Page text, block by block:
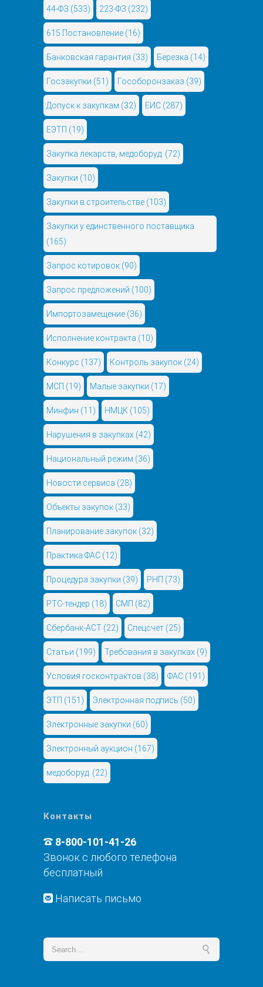
44-ФЗ (533) 223-ФЗ (232)
615 Постановление (16)
Банковская гарантия (33) Березка (14)
Госзакупки (51) Гособоронзаказ (39)
Допуск к закупкам (32) ЕИС (287)
ЕЭТП (19)
Закупка лекарств, медоборуд. (72)
Закупки (10)
Закупки в строительстве (103)
Закупки у единственного поставщика
(165)
Запрос котировок (90)
Запрос предложений (100)
Импортозамещение (36)
Исполнение контракта (10)
Конкурс (137) Контроль закупок (24)
МСП (19) Малые закупки (17)
Минфин (11) НМЦК (105)
Нарушения в закупках (42)
Национальный режим (36)
Новости сервиса (28)
Объекты закупок (33)
Планирование закупок (32)
Практика ФАС (12)
Процедура закупки (39) РНП (73)
РТС-тендер (18) СМП (82)
Сбербанк-АСТ (22) Спецсчет (25)
Статьи (199) Требования в закупках (9)
Условия госконтрактов (38) ФАС (191)
ЭТП (151) Электронная подпись (50)
Электронные закупки (60)
Электронный аукцион (167)
медоборуд. (22)
Контакты
8-800-101-41-26
Звонок с любого телефона
бесплатный
Написать письмо